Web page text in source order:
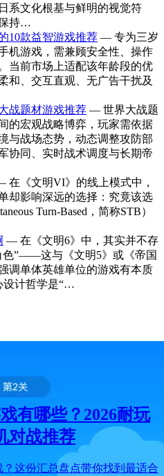
系文化根基与鲜明的视觉符
持…
10款益智游戏推荐 — 专为三岁
机游戏，需兼顾安全性、操作
当前市场上适配该年龄段的优
和、交互直观、无广告干扰及
战题材游戏推荐 — 世界大战题
的宏观战略博弈，玩家需依据
与战场态势，动态调整攻防部
协同、实时战术调度与长期帝
在《文明VI》的线上模式中，
却影响深远的选择：究竟该选
Turn-Based，简称STB）
— 在《文明6》中，其实并不存
色”——这与《文明5》或《帝国
调单体英雄单位的游戏有本质
设计哲学是“…
有哪些？2026耐玩
对战推荐
这份汇总盘点带你找到最适合